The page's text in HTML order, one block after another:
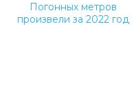
Погонных метров
произвели за 2022 год